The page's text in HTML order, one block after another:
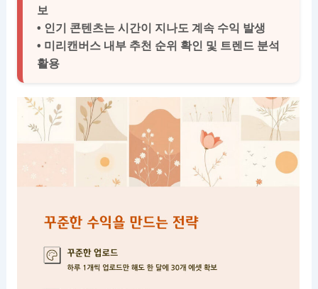
보
• 인기 콘텐츠는 시간이 지나도 계속 수익 발생
• 미리캔버스 내부 추천 순위 확인 및 트렌드 분석
활용